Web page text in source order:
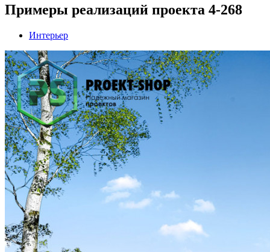
Примеры реализаций проекта 4-268
Интерьер